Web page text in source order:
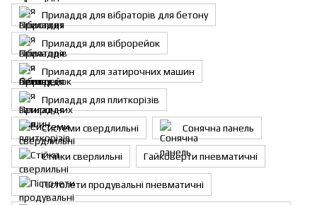
Приладдя для вібраторів для бетону
Приладдя для віброрейок
Приладдя для затирочниx машин
Приладдя для плиткорізів
Системи свердлильні Сонячна панель
Стійки сверлильні Гайковерти пневматичні
Пістолети продувальні пневматичні